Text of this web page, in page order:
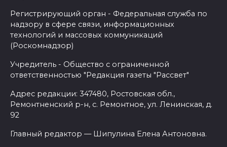
Регистрирующий орган - Федеральная служба по
надзору в сфере связи, информационных
технологий и массовых коммуникаций
(Роскомнадзор)
Учредитель - Общество с ограниченной
ответственностью "Редакция газеты "Рассвет"
Адрес редакции: 347480, Ростовская обл.,
Ремонтненский р-н, с. Ремонтное, ул. Ленинская, д.
92
Главный редактор — Шипулина Елена Антоновна.